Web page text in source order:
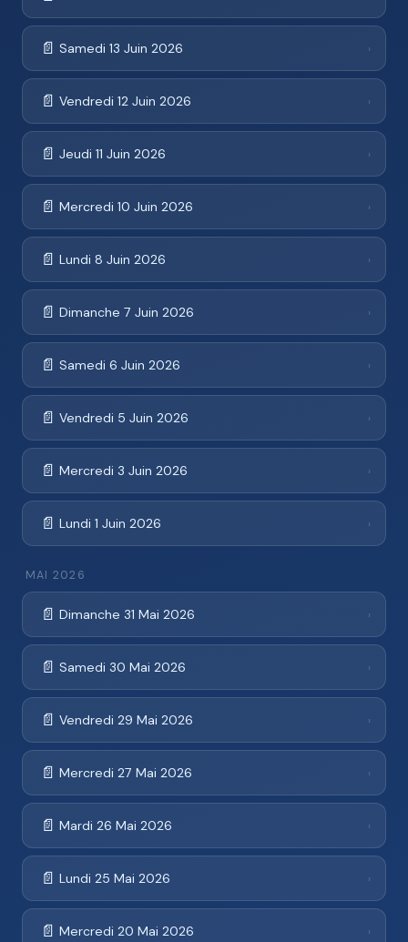
📄 Samedi 13 Juin 2026 ›
📄 Vendredi 12 Juin 2026 ›
📄 Jeudi 11 Juin 2026 ›
📄 Mercredi 10 Juin 2026 ›
📄 Lundi 8 Juin 2026 ›
📄 Dimanche 7 Juin 2026 ›
📄 Samedi 6 Juin 2026 ›
📄 Vendredi 5 Juin 2026 ›
📄 Mercredi 3 Juin 2026 ›
📄 Lundi 1 Juin 2026 ›
MAI 2026
📄 Dimanche 31 Mai 2026 ›
📄 Samedi 30 Mai 2026 ›
📄 Vendredi 29 Mai 2026 ›
📄 Mercredi 27 Mai 2026 ›
📄 Mardi 26 Mai 2026 ›
📄 Lundi 25 Mai 2026 ›
📄 Mercredi 20 Mai 2026 ›